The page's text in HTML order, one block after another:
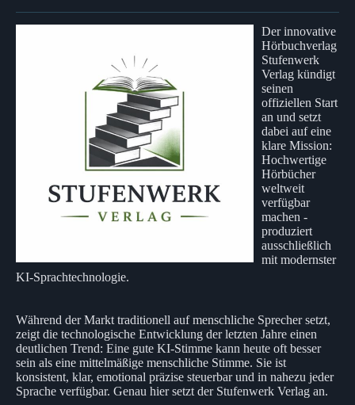
Der innovative
Hörbuchverlag
Stufenwerk
Verlag kündigt
seinen
offiziellen Start
an und setzt
dabei auf eine
klare Mission:
Hochwertige
Hörbücher
weltweit
verfügbar
machen -
produziert
ausschließlich
mit modernster
KI‑Sprachtechnologie.
Während der Markt traditionell auf menschliche Sprecher setzt,
zeigt die technologische Entwicklung der letzten Jahre einen
deutlichen Trend: Eine gute KI‑Stimme kann heute oft besser
sein als eine mittelmäßige menschliche Stimme. Sie ist
konsistent, klar, emotional präzise steuerbar und in nahezu jeder
Sprache verfügbar. Genau hier setzt der Stufenwerk Verlag an.